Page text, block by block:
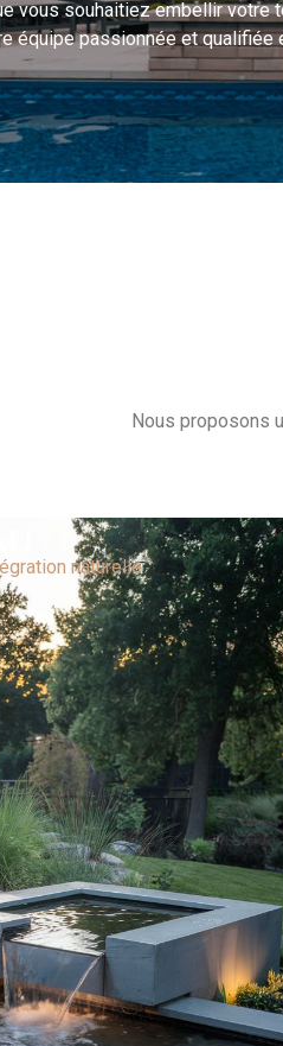
vous souhaitiez embellir votre
équipe passionnée et qualifiée
Nous proposons
naturelle